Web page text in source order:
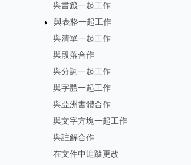
與書籤一起工作
與表格一起工作
與清單一起工作
與段落合作
與分詞一起工作
與字體一起工作
與亞洲書體合作
與文字方塊一起工作
與註解合作
在文件中追蹤更改